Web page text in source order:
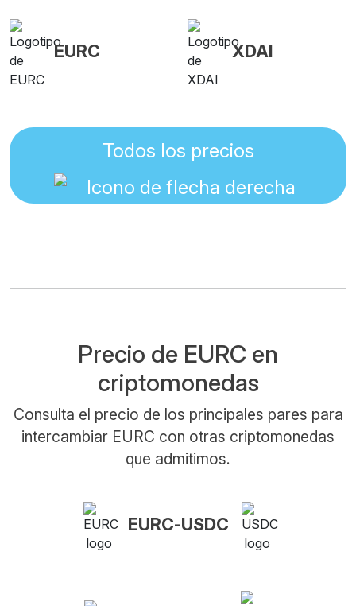
EURC XDAI
Todos los precios
Precio de EURC en
criptomonedas
Consulta el precio de los principales pares para
intercambiar EURC con otras criptomonedas
que admitimos.
EURC-USDC